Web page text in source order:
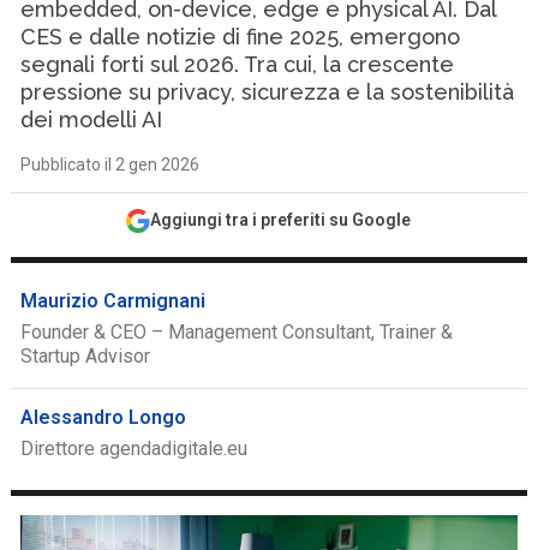
embedded, on-device, edge e physical AI. Dal
CES e dalle notizie di fine 2025, emergono
segnali forti sul 2026. Tra cui, la crescente
pressione su privacy, sicurezza e la sostenibilità
dei modelli AI
Pubblicato il 2 gen 2026
Aggiungi tra i preferiti su Google
Maurizio Carmignani
Founder & CEO – Management Consultant, Trainer &
Startup Advisor
Alessandro Longo
Direttore agendadigitale.eu